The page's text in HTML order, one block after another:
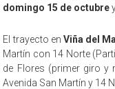
domingo 15 de octubre
El trayecto en Viña del
Martín con 14 Norte
de Flores (primer giro y
Avenida San Martín y 14